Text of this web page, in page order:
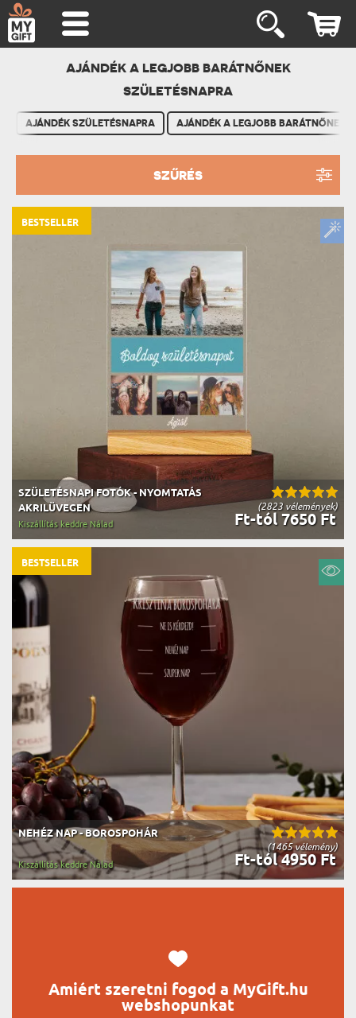
AJÁNDÉK A LEGJOBB BARÁTNŐNEK
SZÜLETÉSNAPRA
AJÁNDÉK SZÜLETÉSNAPRA AJÁNDÉK A LEGJOBB BARÁTNŐNEK
SZŰRÉS
(2823 vélemények)
SZÜLETÉSNAPI FOTÓK - NYOMTATÁS
AKRILÜVEGEN
Ft-tól 7650 Ft
Kiszállítás keddre Nálad
BESTSELLER
(1465 vélemény)
NEHÉZ NAP - BOROSPOHÁR
Ft-tól 4950 Ft
Kiszállítás keddre Nálad
BESTSELLER
Amiért szeretni fogod a MyGift.hu
webshopunkat